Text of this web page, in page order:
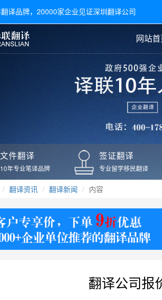
译品牌，20000家企业见证深圳翻译公司
网站
文件翻译 医学
广交会翻译 交
常用语种翻译
日语翻译
德语翻译
证翻译
翻译
证翻译
证翻译
签证材
银行流水
驾照翻译
疫苗本翻译
新冠疫
核酸检
译
翻译新闻
文件翻译
10年专业笔译品牌
签证翻译
专业留学移民翻译
翻译资讯 翻译新闻 内容
翻译公司报